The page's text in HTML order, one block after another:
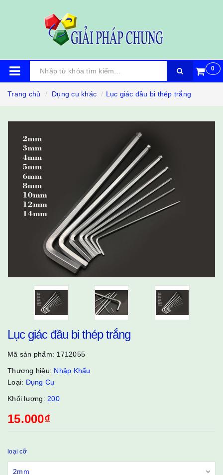
0
Trang chủ Dụng cụ khác Lục giác đầu bi thép trắng
Lục giác đầu bi thép trắng
Mã sản phẩm: 1712055
Thương hiệu: Nhập Khẩu
Loại: Dụng Cụ
Khối lượng: 200
15.000₫
loại cỡ